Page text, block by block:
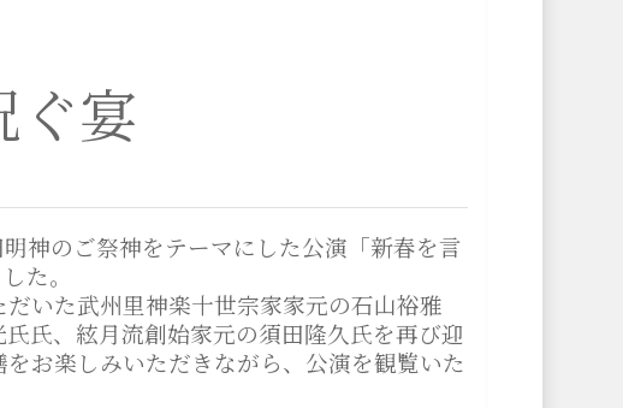
ぐ宴
神のご祭神をテーマにした公演「新春を言
た。
いた武州里神楽十世宗家家元の石山裕雅
氏、絃月流創始家元の須田隆久氏を再び迎
お楽しみいただきながら、公演を観覧いた